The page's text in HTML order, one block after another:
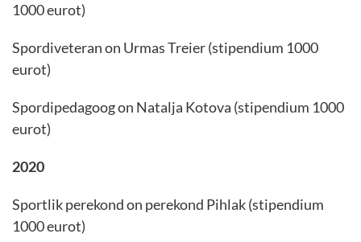
1000 eurot)
Spordiveteran on Urmas Treier (stipendium 1000
eurot)
Spordipedagoog on Natalja Kotova (stipendium 1000
eurot)
2020
Sportlik perekond on perekond Pihlak (stipendium
1000 eurot)